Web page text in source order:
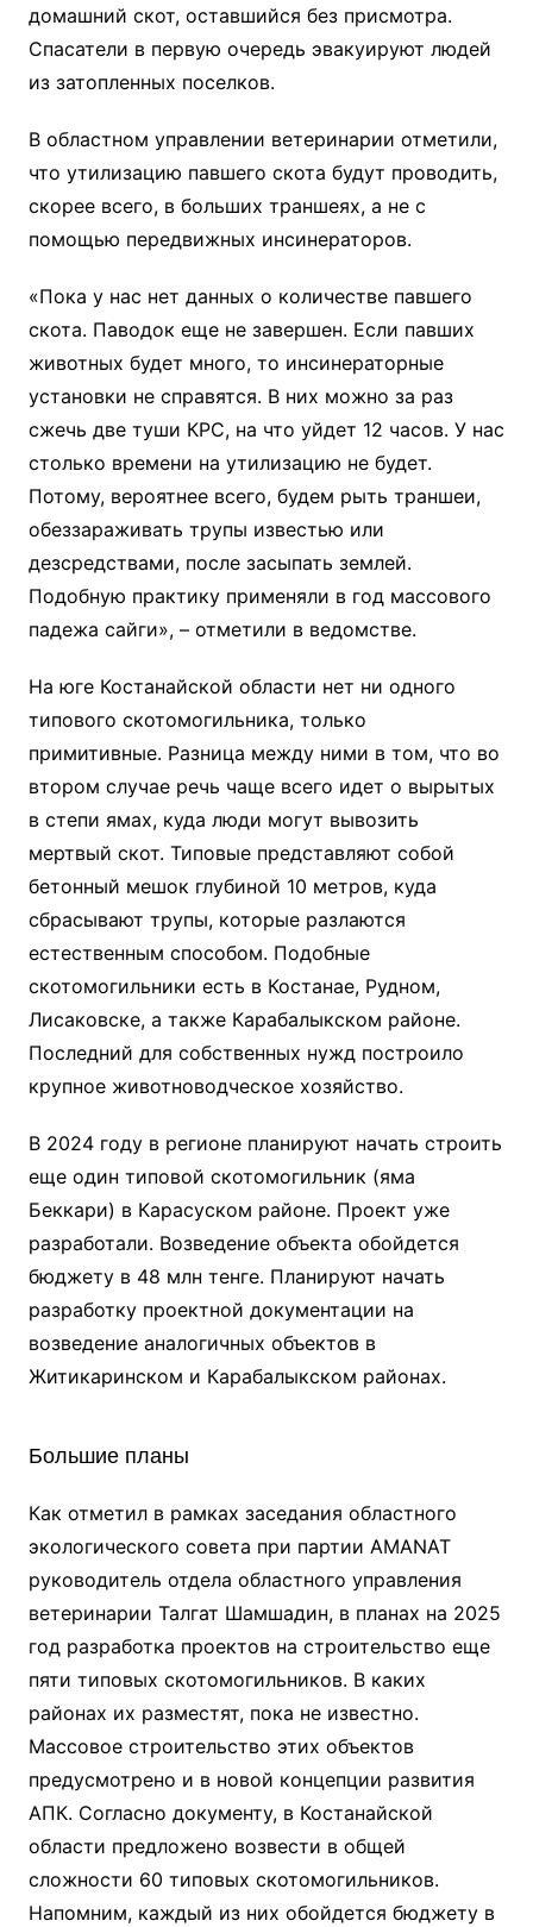
домашний скот, оставшийся без присмотра.
Спасатели в первую очередь эвакуируют людей
из затопленных поселков.
В областном управлении ветеринарии отметили,
что утилизацию павшего скота будут проводить,
скорее всего, в больших траншеях, а не с
помощью передвижных инсинераторов.
«Пока у нас нет данных о количестве павшего
скота. Паводок еще не завершен. Если павших
животных будет много, то инсинераторные
установки не справятся. В них можно за раз
сжечь две туши КРС, на что уйдет 12 часов. У нас
столько времени на утилизацию не будет.
Потому, вероятнее всего, будем рыть траншеи,
обеззараживать трупы известью или
дезсредствами, после засыпать землей.
Подобную практику применяли в год массового
падежа сайги», – отметили в ведомстве.
На юге Костанайской области нет ни одного
типового скотомогильника, только
примитивные. Разница между ними в том, что во
втором случае речь чаще всего идет о вырытых
в степи ямах, куда люди могут вывозить
мертвый скот. Типовые представляют собой
бетонный мешок глубиной 10 метров, куда
сбрасывают трупы, которые разлаются
естественным способом. Подобные
скотомогильники есть в Костанае, Рудном,
Лисаковске, а также Карабалыкском районе.
Последний для собственных нужд построило
крупное животноводческое хозяйство.
В 2024 году в регионе планируют начать строить
еще один типовой скотомогильник (яма
Беккари) в Карасуском районе. Проект уже
разработали. Возведение объекта обойдется
бюджету в 48 млн тенге. Планируют начать
разработку проектной документации на
возведение аналогичных объектов в
Житикаринском и Карабалыкском районах.
Большие планы
Как отметил в рамках заседания областного
экологического совета при партии AMANAT
руководитель отдела областного управления
ветеринарии Талгат Шамшадин, в планах на 2025
год разработка проектов на строительство еще
пяти типовых скотомогильников. В каких
районах их разместят, пока не известно.
Массовое строительство этих объектов
предусмотрено и в новой концепции развития
АПК. Согласно документу, в Костанайской
области предложено возвести в общей
сложности 60 типовых скотомогильников.
Напомним, каждый из них обойдется бюджету в